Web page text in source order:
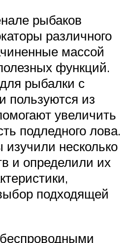
рыбаков
различного
массой
функций.
рыбалки с
пользуются из
увеличить
подледного лова.
несколько
и определили их
подходящей